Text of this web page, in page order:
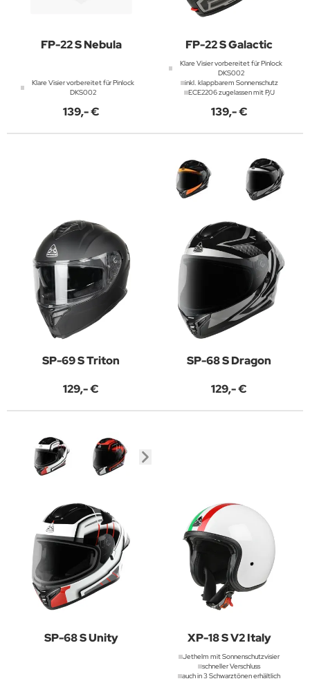
FP-22 S Nebula
Klare Visier vorbereitet für Pinlock
DKS002
139,- €
FP-22 S Galactic
Klare Visier vorbereitet für Pinlock
DKS002
inkl. klappbarem Sonnenschutz
ECE2206 zugelassen mit P/J
139,- €
SP-69 S Triton
129,- €
SP-68 S Dragon
129,- €
SP-68 S Unity XP-18 S V2 Italy
Jethelm mit Sonnenschutzvisier
schneller Verschluss
auch in 3 Schwarztönen erhältlich